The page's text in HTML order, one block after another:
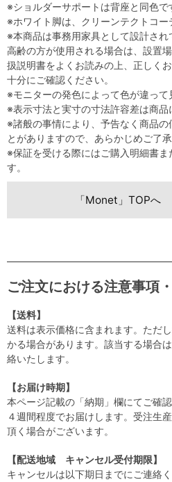
※ショルダーサポートは背座と同色で
※ホワイト脚は、クリーンテクトコー
※本商品は事務用家具として設計さ
高齢の方が使用される場合は、設置
扱説明書をよくお読みの上、正しく
十分にご確認ください。
※モニターの発色によって色が違って
※表示寸法と実寸の寸法許容差は商品
※諸般の事情により、予告なく商品の
とがありますので、あらかじめご了承
※保証を受ける際にはご購入明細書
す。
「Monet」TOPへ
ご注文における注意事項
【送料】
送料は表示価格に含まれます。ただ
かる場合があります。該当する場合
絡いたします。
【お届け時期】
本ページ記載の「納期」欄にてご確
４週間程度でお届けします。受注生
頂く場合がございます。
【配送地域 キャンセル受付期限】
キャンセルは以下期日までにご連絡